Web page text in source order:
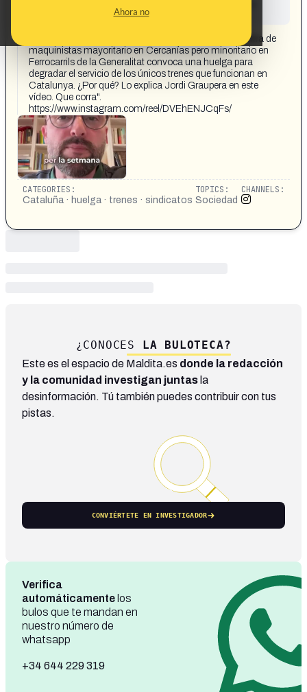
Ahora no
[Traducción post] "ATENCIÓN: SEMAF, el sindicato ultra de
maquinistas mayoritario en Cercanías pero minoritario en
Ferrocarrils de la Generalitat convoca una huelga para
degradar el servicio de los únicos trenes que funcionan en
Catalunya. ¿Por qué? Lo explica Jordi Graupera en este
vídeo. Que corra".
https://www.instagram.com/reel/DVEhENJCqFs/
CATEGORIES:
Cataluña · huelga · trenes · sindicatos
TOPICS:
Sociedad
CHANNELS:
¿CONOCES LA BULOTECA?
Este es el espacio de Maldita.es donde la redacción
y la comunidad investigan juntas la
desinformación. Tú también puedes contribuir con tus
pistas.
CONVIÉRTETE EN INVESTIGADOR
Verifica
automáticamente los
bulos que te mandan en
nuestro número de
whatsapp
+34 644 229 319